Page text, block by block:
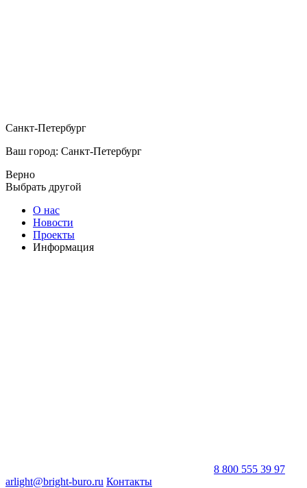
Санкт-Петербург
Ваш город: Санкт-Петербург
Верно
Выбрать другой
О нас
Новости
Проекты
Информация
8 800 555 39 97
arlight@bright-buro.ru Контакты